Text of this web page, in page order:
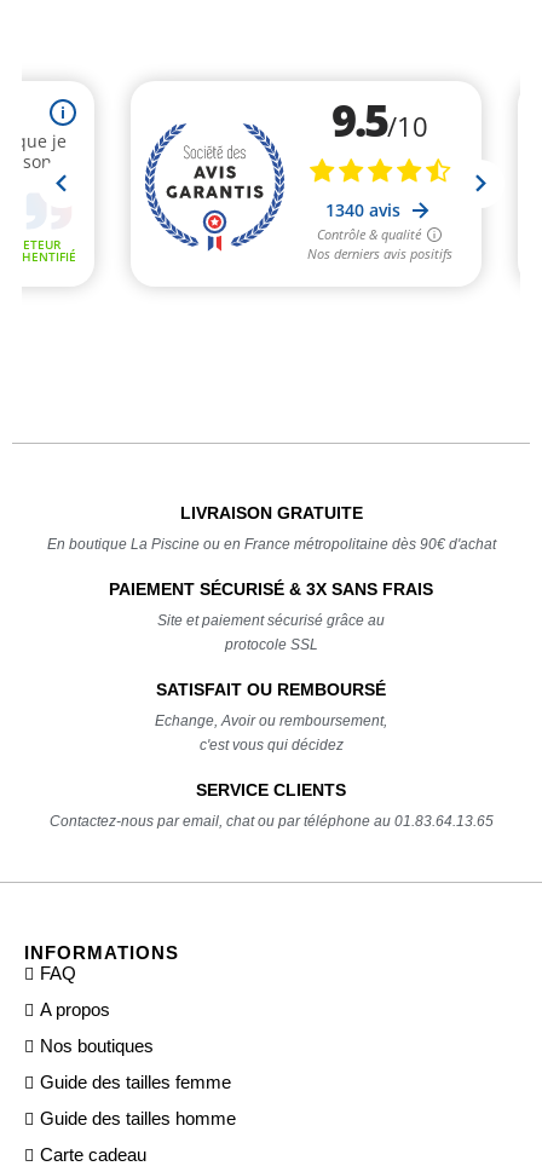
LIVRAISON GRATUITE
En boutique La Piscine ou en France métropolitaine dès 90€ d'achat
PAIEMENT SÉCURISÉ & 3X SANS FRAIS
Site et paiement sécurisé grâce au
protocole SSL
SATISFAIT OU REMBOURSÉ
Echange, Avoir ou remboursement,
c'est vous qui décidez
SERVICE CLIENTS
Contactez-nous par email, chat ou par téléphone au 01.83.64.13.65
INFORMATIONS
FAQ
A propos
Nos boutiques
Guide des tailles femme
Guide des tailles homme
Carte cadeau